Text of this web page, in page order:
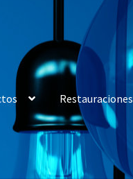
Restauraciones